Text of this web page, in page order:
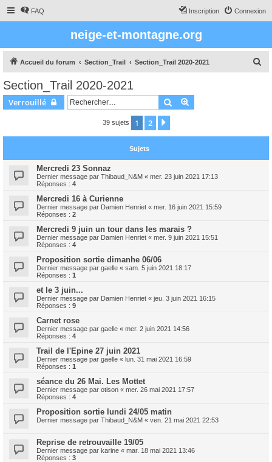
FAQ Connexion
Inscription
neige-et-montagne.org
Accueil du forum Section_Trail Section_Trail 2020-2021
Section_Trail 2020-2021
Verrouillé Rechercher
39 sujets 1 2
Sujets
Mercredi 23 Sonnaz
Dernier message par Thibaud_N&M « mer. 23 juin 2021 17:13
Réponses : 4
Mercredi 16 à Curienne
Dernier message par Damien Henriet « mer. 16 juin 2021 15:59
Réponses : 2
Mercredi 9 juin un tour dans les marais ?
Dernier message par Damien Henriet « mer. 9 juin 2021 15:51
Réponses : 4
Proposition sortie dimanhe 06/06
Dernier message par gaelle « sam. 5 juin 2021 18:17
Réponses : 1
et le 3 juin...
Dernier message par Damien Henriet « jeu. 3 juin 2021 16:15
Réponses : 9
Carnet rose
Dernier message par gaelle « mer. 2 juin 2021 14:56
Réponses : 4
Trail de l'Epine 27 juin 2021
Dernier message par gaelle « lun. 31 mai 2021 16:59
Réponses : 1
séance du 26 Mai. Les Mottet
Dernier message par otison « mer. 26 mai 2021 17:57
Réponses : 4
Proposition sortie lundi 24/05 matin
Dernier message par Thibaud_N&M « ven. 21 mai 2021 22:53
Reprise de retrouvaille 19/05
Dernier message par karine « mar. 18 mai 2021 13:46
Réponses : 3